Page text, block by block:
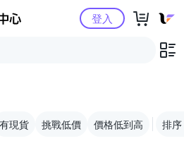
Yahoo購物中心登入
有現貨 挑戰低價 價格低到高 排序